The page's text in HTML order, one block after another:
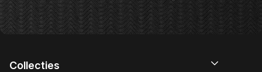
Collecties